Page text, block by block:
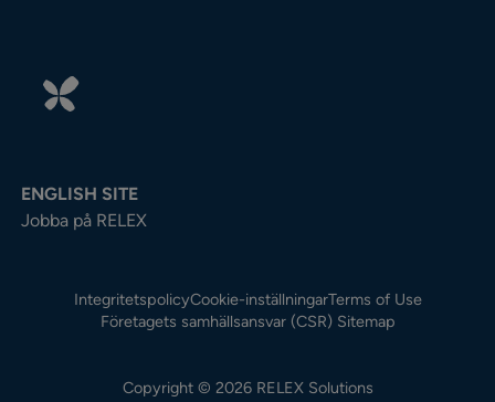
ENGLISH SITE
Jobba på RELEX
IntegritetspolicyCookie-inställningarTerms of Use
Företagets samhällsansvar (CSR) Sitemap
Copyright © 2026 RELEX Solutions